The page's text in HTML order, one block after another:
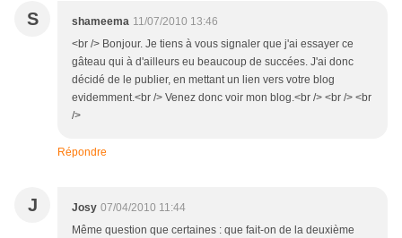
S shameema 11/07/2010 13:46
<br /> Bonjour. Je tiens à vous signaler que j'ai essayer ce
gâteau qui à d'ailleurs eu beaucoup de succées. J'ai donc
décidé de le publier, en mettant un lien vers votre blog
evidemment.<br /> Venez donc voir mon blog.<br /> <br /> <br
/>
Répondre
J Josy 07/04/2010 11:44
Même question que certaines : que fait-on de la deuxième